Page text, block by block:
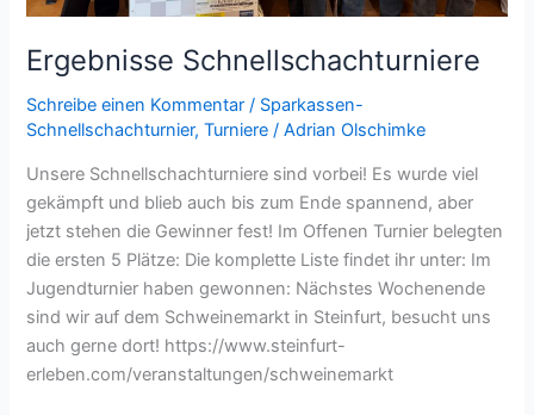
Ergebnisse Schnellschachturniere
Schreibe einen Kommentar / Sparkassen-
Schnellschachturnier,Turniere /Adrian Olschimke
Unsere Schnellschachturniere sind vorbei! Es wurde viel
gekämpft und blieb auch bis zum Ende spannend, aber
jetzt stehen die Gewinner fest! Im Offenen Turnier belegten
die ersten 5 Plätze: Die komplette Liste findet ihr unter: Im
Jugendturnier haben gewonnen: Nächstes Wochenende
sind wir auf dem Schweinemarkt in Steinfurt, besucht uns
auch gerne dort! https://www.steinfurt-
erleben.com/veranstaltungen/schweinemarkt